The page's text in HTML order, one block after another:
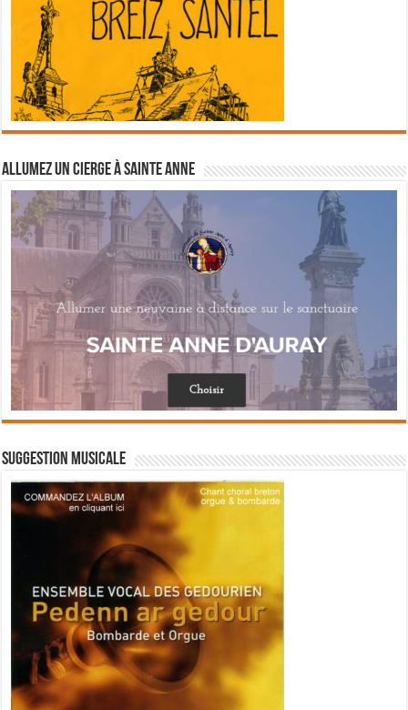
Allumez un cierge à Sainte Anne
Suggestion musicale